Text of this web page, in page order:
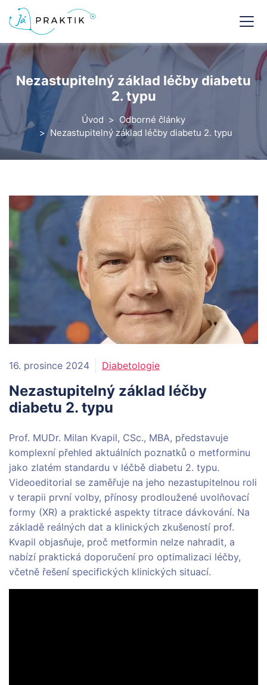
Nezastupitelný základ léčby diabetu
2. typu
Úvod
Odborné články
Nezastupitelný základ léčby diabetu 2. typu
16. prosince 2024 Diabetologie
Nezastupitelný základ léčby
diabetu 2. typu
Prof. MUDr. Milan Kvapil, CSc., MBA, představuje
komplexní přehled aktuálních poznatků o metforminu
jako zlatém standardu v léčbě diabetu 2. typu.
Videoeditorial se zaměřuje na jeho nezastupitelnou roli
v terapii první volby, přínosy prodloužené uvolňovací
formy (XR) a praktické aspekty titrace dávkování. Na
základě reálných dat a klinických zkušeností prof.
Kvapil objasňuje, proč metformin nelze nahradit, a
nabízí praktická doporučení pro optimalizaci léčby,
včetně řešení specifických klinických situací.